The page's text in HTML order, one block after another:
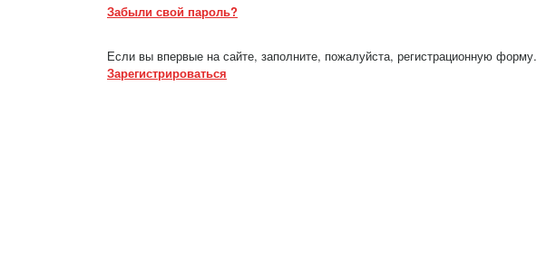
Забыли свой пароль?
Если вы впервые на сайте, заполните, пожалуйста, регистрационную форму.
Зарегистрироваться